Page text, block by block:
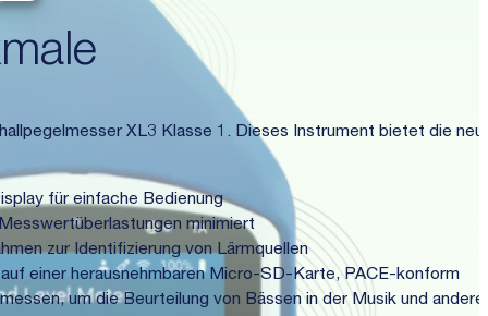
XL3 Klasse 1. Dieses Instrument bietet die
für einfache Bedienung
minimiert
zur Identifizierung von Lärmquellen
einer herausnehmbaren Micro-SD-Karte, PACE-konform
um die Beurteilung von Bässen in der Musik und